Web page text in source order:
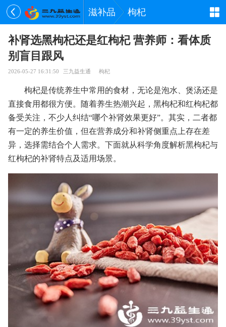
滋补品 枸杞
补肾选黑枸杞还是红枸杞 营养师：看体质
别盲目跟风
2026-05-27 16:31:50 三九益生通 枸杞
枸杞是传统养生中常用的食材，无论是泡水、煲汤还是
直接食用都很方便。随着养生热潮兴起，黑枸杞和红枸杞都
备受关注，不少人纠结“哪个补肾效果更好”。其实，二者都
有一定的养生价值，但在营养成分和补肾侧重点上存在差
异，选择需结合个人需求。下面就从科学角度解析黑枸杞与
红枸杞的补肾特点及适用场景。